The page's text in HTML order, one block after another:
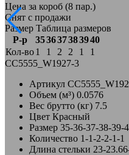
Цена за короб (8 пар.)
Снят с продажи
Размер Таблица размеров
Р-р
353637383940
Кол-во1 1 2 2 1
1
CC5555_W1927-3
Артикул
Объем (м³) 0.0576
Вес брутто (кг) 7.5
Цвет Красный
Размер 35-36-37-38-39-
Количество 1-1-2-2-1-1
Длина стельки 23-